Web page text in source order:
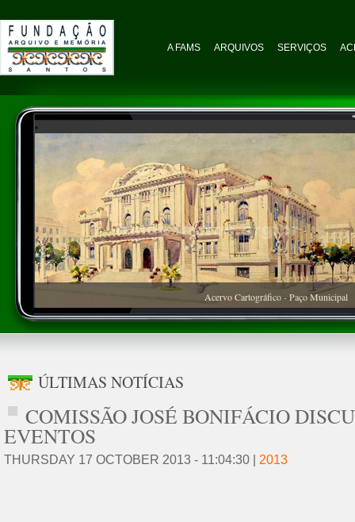
A FAMS ARQUIVOS SERVIÇOS
Acervo Cartográfico - Paço Municipal
ÚLTIMAS NOTÍCIAS
COMISSÃO JOSÉ BONIFÁCIO
EVENTOS
THURSDAY 17 OCTOBER 2013 - 11:04:30 | 2013